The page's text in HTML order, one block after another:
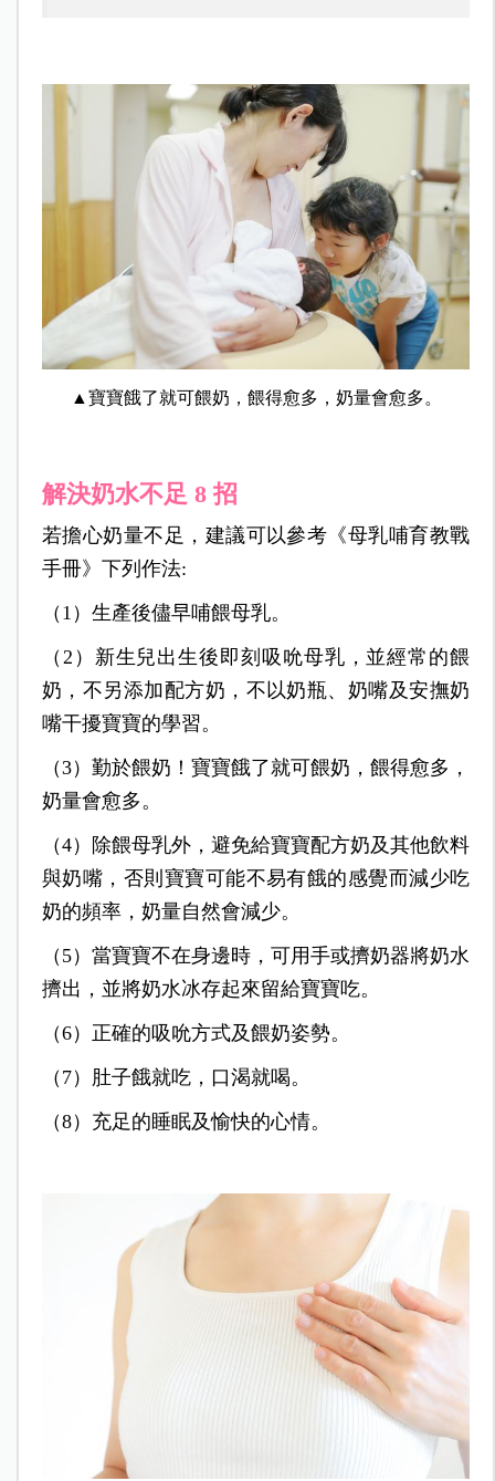
▲寶寶餓了就可餵奶，餵得愈多，奶量會愈多。
解決奶水不足 8 招
若擔心奶量不足，建議可以參考《母乳哺育教戰
手冊》下列作法:
（1）生產後儘早哺餵母乳。
（2）新生兒出生後即刻吸吮母乳，並經常的餵
奶，不另添加配方奶，不以奶瓶、奶嘴及安撫奶
嘴干擾寶寶的學習。
（3）勤於餵奶！寶寶餓了就可餵奶，餵得愈多，
奶量會愈多。
（4）除餵母乳外，避免給寶寶配方奶及其他飲料
與奶嘴，否則寶寶可能不易有餓的感覺而減少吃
奶的頻率，奶量自然會減少。
（5）當寶寶不在身邊時，可用手或擠奶器將奶水
擠出，並將奶水冰存起來留給寶寶吃。
（6）正確的吸吮方式及餵奶姿勢。
（7）肚子餓就吃，口渴就喝。
（8）充足的睡眠及愉快的心情。